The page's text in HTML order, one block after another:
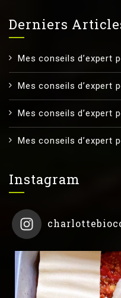
Derniers
Mes conseils d’expert
Mes conseils d’expert
Mes conseils d’expert
Mes conseils d’expert
Instagram